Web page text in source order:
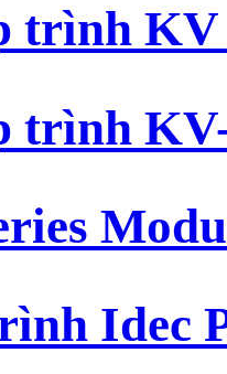
trình
trình
Idec